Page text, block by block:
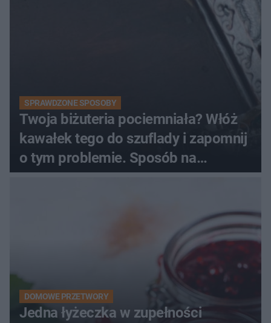
SPRAWDZONE SPOSOBY
Twoja biżuteria pociemniała? Włóż
kawałek tego do szuflady i zapomnij
o tym problemie. Sposób na
pociemniałą biżuterię
DOMOWE PRZETWORY
Jedna łyżeczka w zupełności